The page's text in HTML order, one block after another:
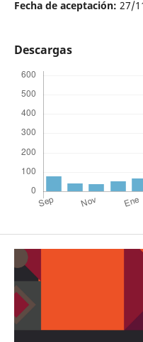
Fecha de aceptación: 27/
Descargas